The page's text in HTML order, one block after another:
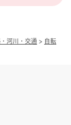
河川・交通 > 自転